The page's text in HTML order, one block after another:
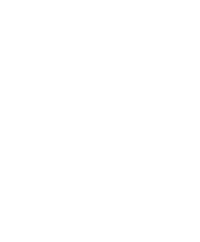
Díky snadnému hraní